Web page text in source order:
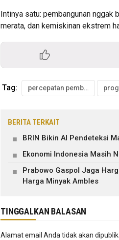
Intinya satu: pembangunan
merata, dan kemiskinan ekstrem
Tag: percepatan pembangunan daerah tertinggal
BERITA TERKAIT
BRIN Bikin AI Pendeteksi
Ekonomi Indonesia Masih
Prabowo Gaspol Jaga
Harga Minyak Ambles
TINGGALKAN BALASAN
Alamat email Anda tidak akan